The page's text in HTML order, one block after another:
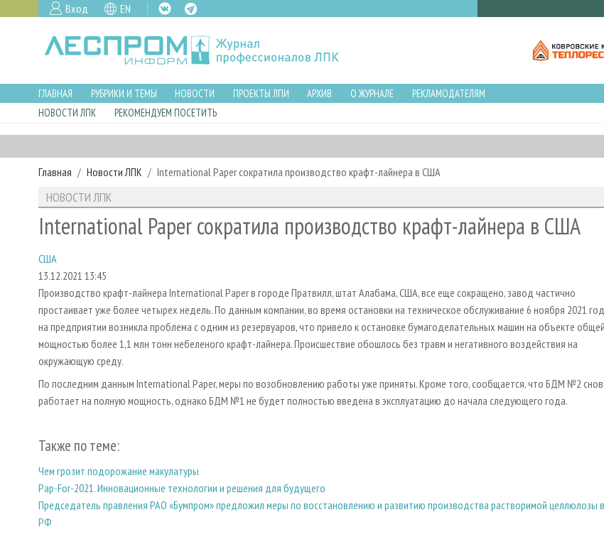
Вход EN
ГЛАВНАЯ РУБРИКИ И ТЕМЫ НОВОСТИ ПРОЕКТЫ ЛПИ АРХИВ О ЖУРНАЛЕ
РЕКЛАМОДАТЕЛЯМ
НОВОСТИ ЛПК
РЕКОМЕНДУЕМ ПОСЕТИТЬ
Главная Новости ЛПК International Paper сократила производство крафт-лайнера в США
НОВОСТИ ЛПК
International Paper сократила производство крафт-лайнера в США
США
13.12.2021 13:45
Производство крафт-лайнера International Paper в городе Пратвилл, штат Алабама, США, все еще сокращено, завод частично
простаивает уже более четырех недель. По данным компании, во время остановки на техническое обслуживание 6 ноября 2021
на предприятии возникла проблема с одним из резервуаров, что привело к остановке бумагоделательных машин на объекте общей
мощностью более 1,1 млн тонн небеленого крафт-лайнера. Происшествие обошлось без травм и негативного воздействия на
окружающую среду.
По последним данным International Paper, меры по возобновлению работы уже приняты. Кроме того, сообщается, что БДМ №2
работает на полную мощность, однако БДМ №1 не будет полностью введена в эксплуатацию до начала следующего года.
Также по теме:
Чем грозит подорожание макулатуры
Pap-For-2021. Инновационные технологии и решения для будущего
Председатель правления РАО «Бумпром» предложил меры по восстановлению и развитию производства растворимой целлюлозы в
РФ